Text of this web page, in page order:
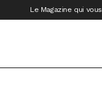
Le Magazine qui